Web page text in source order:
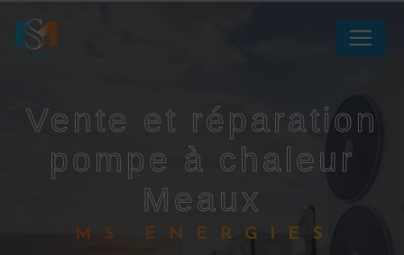
vente et réparation
pompe à chaleur
Meaux
MS ENERGIES